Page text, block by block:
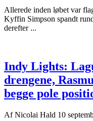
Allerede inden løbet var
Kyffin Simpson spandt
derefter ...
Indy Lights:
drengene,
begge pole
AfNicolai Hald 10